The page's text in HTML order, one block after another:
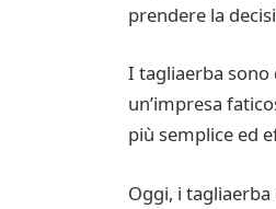
prendere la
I tagliaerba sono
un’impresa
più semplice ed
Oggi, i